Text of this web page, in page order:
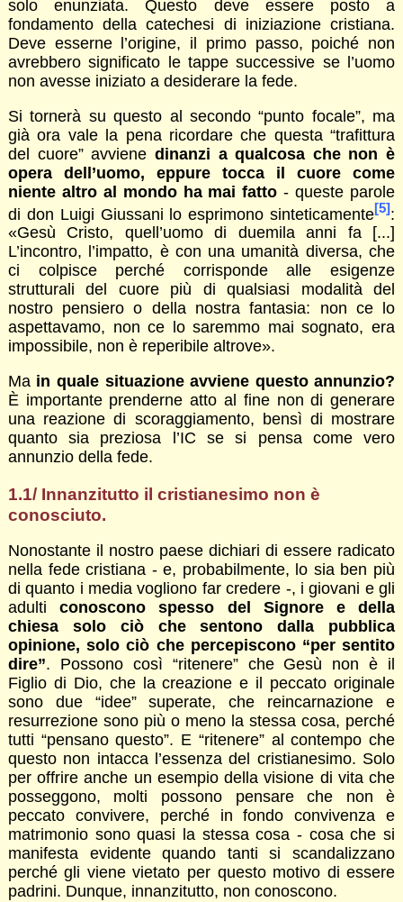
solo enunziata. Questo deve essere posto a
fondamento della catechesi di iniziazione cristiana.
Deve esserne l’origine, il primo passo, poiché non
avrebbero significato le tappe successive se l’uomo
non avesse iniziato a desiderare la fede.
Si tornerà su questo al secondo “punto focale”, ma
già ora vale la pena ricordare che questa “trafittura
del cuore” avviene dinanzi a qualcosa che non è
opera dell’uomo, eppure tocca il cuore come
niente altro al mondo ha mai fatto - queste parole
di don Luigi Giussani lo esprimono sinteticamente[5] :
«Gesù Cristo, quell’uomo di duemila anni fa [...]
L’incontro, l’impatto, è con una umanità diversa, che
ci colpisce perché corrisponde alle esigenze
strutturali del cuore più di qualsiasi modalità del
nostro pensiero o della nostra fantasia: non ce lo
aspettavamo, non ce lo saremmo mai sognato, era
impossibile, non è reperibile altrove».
Ma in quale situazione avviene questo annunzio?
È importante prenderne atto al fine non di generare
una reazione di scoraggiamento, bensì di mostrare
quanto sia preziosa l’IC se si pensa come vero
annunzio della fede.
1.1/ Innanzitutto il cristianesimo non è
conosciuto.
Nonostante il nostro paese dichiari di essere radicato
nella fede cristiana - e, probabilmente, lo sia ben più
di quanto i media vogliono far credere -, i giovani e gli
adulticonoscono spesso del Signore e della
chiesa solo ciò che sentono dalla pubblica
opinione, solo ciò che percepiscono “per sentito
dire”. Possono così “ritenere” che Gesù non è il
Figlio di Dio, che la creazione e il peccato originale
sono due “idee” superate, che reincarnazione e
resurrezione sono più o meno la stessa cosa, perché
tutti “pensano questo”. E “ritenere” al contempo che
questo non intacca l’essenza del cristianesimo. Solo
per offrire anche un esempio della visione di vita che
posseggono, molti possono pensare che non è
peccato convivere, perché in fondo convivenza e
matrimonio sono quasi la stessa cosa - cosa che si
manifesta evidente quando tanti si scandalizzano
perché gli viene vietato per questo motivo di essere
padrini. Dunque, innanzitutto, non conoscono.